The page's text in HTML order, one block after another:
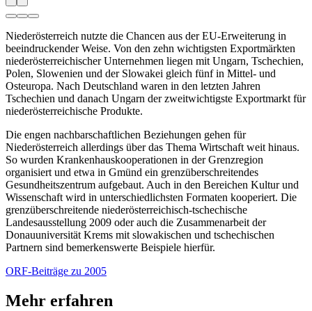
Niederösterreich nutzte die Chancen aus der EU-Erweiterung in
beeindruckender Weise. Von den zehn wichtigsten Exportmärkten
niederösterreichischer Unternehmen liegen mit Ungarn, Tschechien,
Polen, Slowenien und der Slowakei gleich fünf in Mittel- und
Osteuropa. Nach Deutschland waren in den letzten Jahren
Tschechien und danach Ungarn der zweitwichtigste Exportmarkt für
niederösterreichische Produkte.
Die engen nachbarschaftlichen Beziehungen gehen für
Niederösterreich allerdings über das Thema Wirtschaft weit hinaus.
So wurden Krankenhauskooperationen in der Grenzregion
organisiert und etwa in Gmünd ein grenzüberschreitendes
Gesundheitszentrum aufgebaut. Auch in den Bereichen Kultur und
Wissenschaft wird in unterschiedlichsten Formaten kooperiert. Die
grenzüberschreitende niederösterreichisch-tschechische
Landesausstellung 2009 oder auch die Zusammenarbeit der
Donauuniversität Krems mit slowakischen und tschechischen
Partnern sind bemerkenswerte Beispiele hierfür.
ORF-Beiträge zu 2005
Mehr erfahren